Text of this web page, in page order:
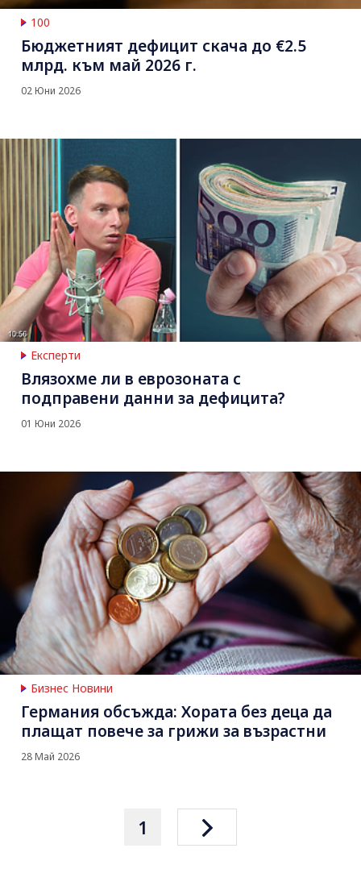
100
Бюджетният дефицит скача до €2.5
млрд. към май 2026 г.
02 Юни 2026
Експерти
Влязохме ли в еврозоната с
подправени данни за дефицита?
01 Юни 2026
Бизнес Новини
Германия обсъжда: Хората без деца да
плащат повече за грижи за възрастни
28 Май 2026
1